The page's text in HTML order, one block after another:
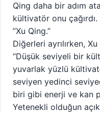
Qing daha bir adım
kültivatör onu çağırdı.
”Xu Qing.”
Diğerleri ayrılırken,
“Düşük seviyeli bir
yuvarlak yüzlü
seviyen yedinci
biri gibi enerji ve kan
Yetenekli olduğun